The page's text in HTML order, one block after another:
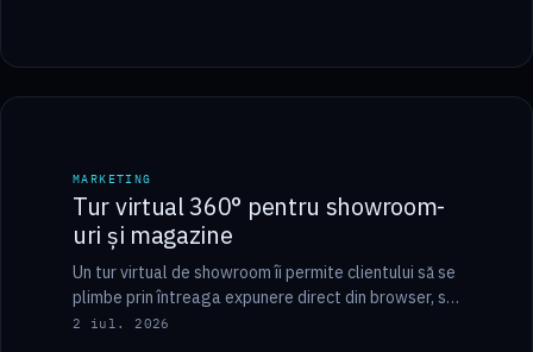
8 min
MARKETING
Tur virtual 360° pentru showroom-
uri și magazine
Un tur virtual de showroom îi permite clientului să se
plimbe prin întreaga expunere direct din browser, să
vadă produsele în context…
2 iul. 2026